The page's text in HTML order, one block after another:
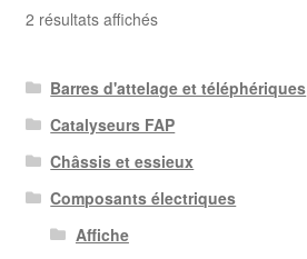
2 résultats affichésTrié
récent
au
plus
ancien
Barres d'attelage et téléphériques
Catalyseurs FAP
Châssis et essieux
Composants électriques
Affiche